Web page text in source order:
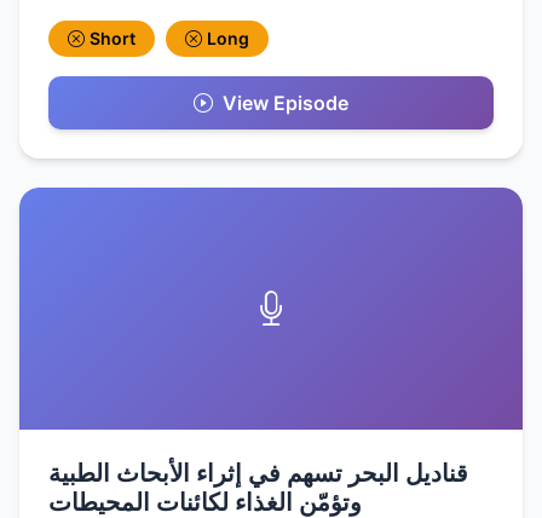
Short Long
View Episode
قناديل البحر تسهم في إثراء الأبحاث الطبية
وتؤمّن الغذاء لكائنات المحيطات